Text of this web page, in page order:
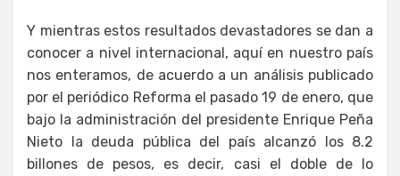
Y mientras estos resultados devastadores se dan a
conocer a nivel internacional, aquí en nuestro país
nos enteramos, de acuerdo a un análisis publicado
por el periódico Reforma el pasado 19 de enero, que
bajo la administración del presidente Enrique Peña
Nieto la deuda pública del país alcanzó los 8.2
billones de pesos, es decir, casi el doble de lo